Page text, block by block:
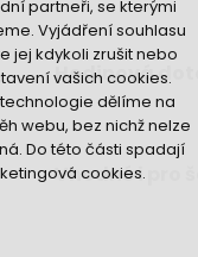
cookies
vše
partneři, se kterými
Vyjádření souhlasu
jej kdykoli zrušit nebo
vašich cookies.
dělíme na
webu, bez nichž nelze
Do této části spadají
cookies.
Hodinová
Vhodné i pro